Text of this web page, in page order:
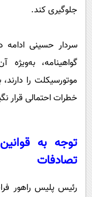
جلوگیری کند.
سردار حسینی ادامه
گواهینامه، به‌ویژه
موتورسیکلت را
خطرات احتمالی قرار
توجه به
تصادفات
رئیس پلیس راهور